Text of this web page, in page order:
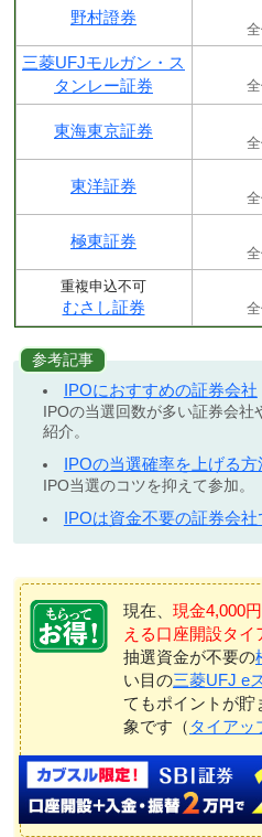
野村證券
三菱UFJモルガン・ス
タンレー証券
東海東京証券
東洋証券
極東証券
重複申込不可
むさし証券
参考記事
IPOにおすすめの証券会社
IPOの当選回数が多い証券会
紹介。
IPOの当選確率を上げる方
IPO当選のコツを抑えて参加。
IPOは資金不要の証券会社
現在、 現金4,000
える口座開設タイ
抽選資金が不要の
い目の三菱UFJ e
てもポイントが貯
象です（ タイアッ